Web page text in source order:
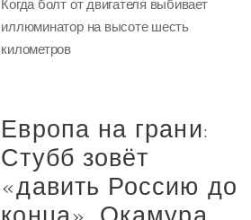
Когда болт от двигателя выбивает
иллюминатор на высоте шесть
километров
Европа на грани:
Стубб зовёт
«давить Россию до